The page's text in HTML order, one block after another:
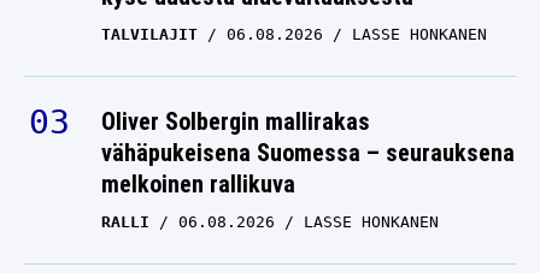
TALVILAJIT 06.08.2026 LASSE HONKANEN
Oliver Solbergin mallirakas
vähäpukeisena Suomessa – seurauksena
melkoinen rallikuva
RALLI 06.08.2026 LASSE HONKANEN